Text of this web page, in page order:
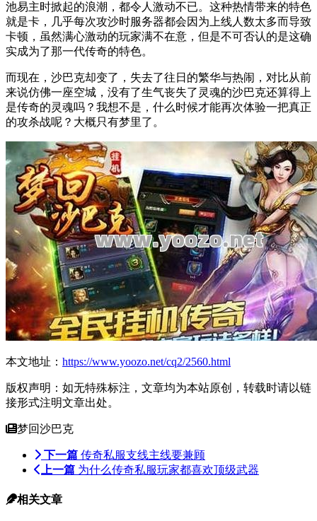
池易主时掀起的浪潮，都令人激动不已。这种热情带来的特色
就是卡，几乎每次攻沙时服务器都会因为上线人数太多而导致
卡顿，虽然满心激动的玩家满不在意，但是不可否认的是这确
实成为了那一代传奇的特色。
而现在，沙巴克却变了，失去了往日的繁华与热闹，对比从前
来说仿佛一座空城，没有了生气丧失了灵魂的沙巴克还算得上
是传奇的灵魂吗？我想不是，什么时候才能再次体验一把真正
的攻杀战呢？大概只有梦里了。
本文地址： https://www.yoozo.net/cq2/2560.html
版权声明：如无特殊标注，文章均为本站原创，转载时请以链
接形式注明文章出处。
梦回沙巴克
下一篇 传奇私服支线主线要兼顾
上一篇 为什么传奇私服玩家都喜欢顶级武器
相关文章